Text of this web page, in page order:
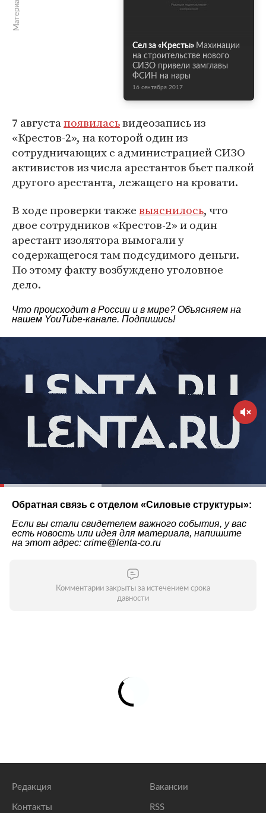
Сел за «Кресты» Махинации
на строительстве нового
СИЗО привели замглавы
ФСИН на нары
16 сентября 2017
7 августапоявиласьвидеозапись из
«Крестов-2», на которой один из
сотрудничающих с администрацией СИЗО
активистов из числа арестантов бьет палкой
другого арестанта, лежащего на кровати.
В ходе проверки такжевыяснилось, что
двое сотрудников «Крестов-2» и один
арестант изолятора вымогали у
содержащегося там подсудимого деньги.
По этому факту возбуждено уголовное
дело.
Что происходит в России и в мире? Объясняем на
нашем YouTube-канале. Подпишись!
Обратная связь с отделом «Силовые структуры»:
Если вы стали свидетелем важного события, у вас
есть новость или идея для материала, напишите
на этот адрес: crime@lenta-co.ru
Комментарии закрыты за истечением срока
давности
Редакция
Контакты
Вакансии
RSS